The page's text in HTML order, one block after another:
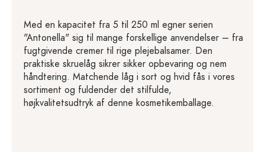
Med en kapacitet fra 5 til 250 ml egner serien
"Antonella" sig til mange forskellige anvendelser – fra
fugtgivende cremer til rige plejebalsamer. Den
praktiske skruelåg sikrer sikker opbevaring og nem
håndtering. Matchende låg i sort og hvid fås i vores
sortiment og fuldender det stilfulde,
højkvalitetsudtryk af denne kosmetikemballage.